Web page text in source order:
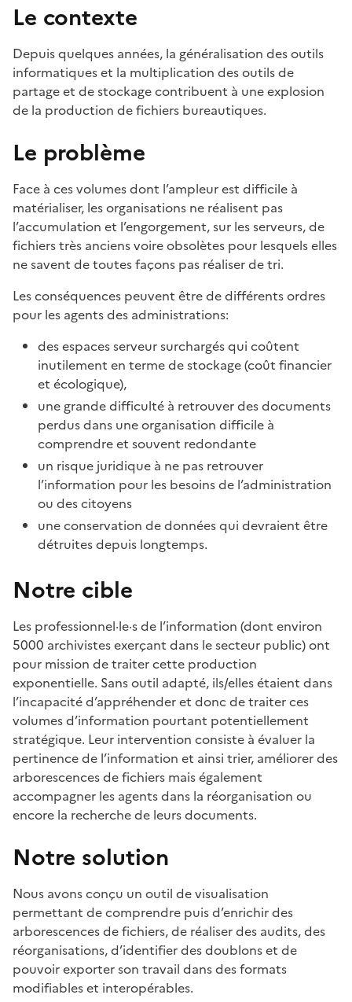
Le contexte
Depuis quelques années, la généralisation des outils
informatiques et la multiplication des outils de
partage et de stockage contribuent à une explosion
de la production de fichiers bureautiques.
Le problème
Face à ces volumes dont l’ampleur est difficile à
matérialiser, les organisations ne réalisent pas
l’accumulation et l’engorgement, sur les serveurs, de
fichiers très anciens voire obsolètes pour lesquels elles
ne savent de toutes façons pas réaliser de tri.
Les conséquences peuvent être de différents ordres
pour les agents des administrations:
des espaces serveur surchargés qui coûtent
inutilement en terme de stockage (coût financier
et écologique),
une grande difficulté à retrouver des documents
perdus dans une organisation difficile à
comprendre et souvent redondante
un risque juridique à ne pas retrouver
l’information pour les besoins de l’administration
ou des citoyens
une conservation de données qui devraient être
détruites depuis longtemps.
Notre cible
Les professionnel·le·s de l’information (dont environ
5000 archivistes exerçant dans le secteur public) ont
pour mission de traiter cette production
exponentielle. Sans outil adapté, ils/elles étaient dans
l’incapacité d’appréhender et donc de traiter ces
volumes d’information pourtant potentiellement
stratégique. Leur intervention consiste à évaluer la
pertinence de l’information et ainsi trier, améliorer des
arborescences de fichiers mais également
accompagner les agents dans la réorganisation ou
encore la recherche de leurs documents.
Notre solution
Nous avons conçu un outil de visualisation
permettant de comprendre puis d’enrichir des
arborescences de fichiers, de réaliser des audits, des
réorganisations, d’identifier des doublons et de
pouvoir exporter son travail dans des formats
modifiables et interopérables.